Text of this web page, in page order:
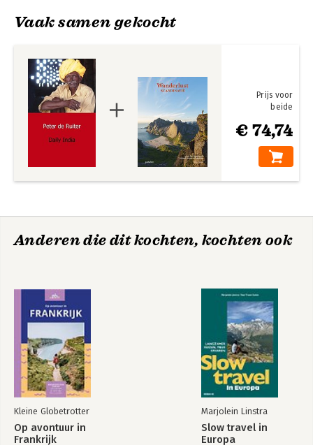
Vaak samen gekocht
€ 74,74
Prijs voor
beide
Anderen die dit kochten, kochten ook
Kleine Globetrotter
Op avontuur in
Frankrijk
Marjolein Linstra
Slow travel in
Europa